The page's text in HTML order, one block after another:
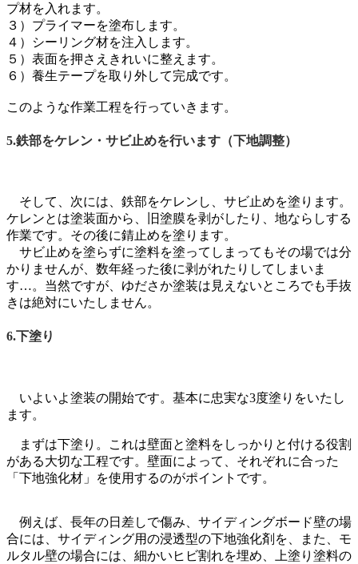
プ材を入れます。
３）プライマーを塗布します。
４）シーリング材を注入します。
５）表面を押さえきれいに整えます。
６）養生テープを取り外して完成です。
このような作業工程を行っていきます。
5.鉄部をケレン・サビ止めを行います（下地調整）
そして、次には、鉄部をケレンし、サビ止めを塗ります。
ケレンとは塗装面から、旧塗膜を剥がしたり、地ならしする
作業です。その後に錆止めを塗ります。
サビ止めを塗らずに塗料を塗ってしまってもその場では分
かりませんが、数年経った後に剥がれたりしてしまいま
す…。当然ですが、ゆださか塗装は見えないところでも手抜
きは絶対にいたしません。
6.下塗り
いよいよ塗装の開始です。基本に忠実な3度塗りをいたし
ます。
まずは下塗り。これは壁面と塗料をしっかりと付ける役割
がある大切な工程です。壁面によって、それぞれに合った
「下地強化材」を使用するのがポイントです。
例えば、長年の日差しで傷み、サイディングボード壁の場
合には、サイディング用の浸透型の下地強化剤を、また、モ
ルタル壁の場合には、細かいヒビ割れを埋め、上塗り塗料の